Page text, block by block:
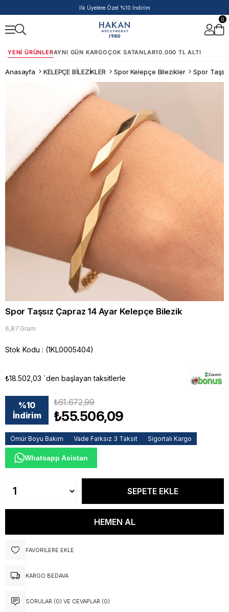
50.000 TL ve Üzeri Siparişlere Ek %5 İndirim Fırsatı!
0
YENI ÜRÜNLERAYNI GÜN KARGOÇOK SATANLAR10.000 TL ALTI
Anasayfa KELEPÇE BİLEZİKLER Spor Kelepçe Bilezikler Spor
Spor Taşsız Çapraz 14 Ayar Kelepçe Bilezik
6,87 Gram
Stok Kodu (1KL0005404)
₺18.502,03 `den başlayan taksitlerle
%10
İndirim
₺61.672,99
₺55.506,09
Ömür Boyu Bakım Vade Farksız 3 Taksit Sigortalı Kargo
Whatsapp Asistan
FAVORILERE EKLE
KARGO BEDAVA
SORULAR (0) VE CEVAPLAR (0)